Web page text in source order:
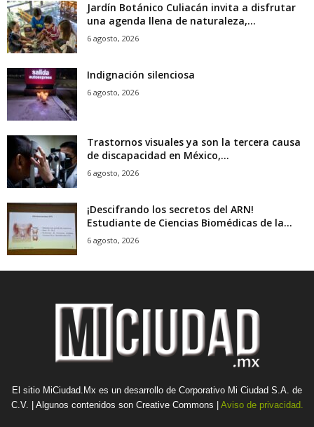
Jardín Botánico Culiacán invita a disfrutar
una agenda llena de naturaleza,...
6 agosto, 2026
Indignación silenciosa
6 agosto, 2026
Trastornos visuales ya son la tercera causa
de discapacidad en México,...
6 agosto, 2026
¡Descifrando los secretos del ARN!
Estudiante de Ciencias Biomédicas de la...
6 agosto, 2026
El sitio MiCiudad.Mx es un desarrollo de Corporativo Mi Ciudad S.A. de
C.V. | Algunos contenidos son Creative Commons | Aviso de privacidad.